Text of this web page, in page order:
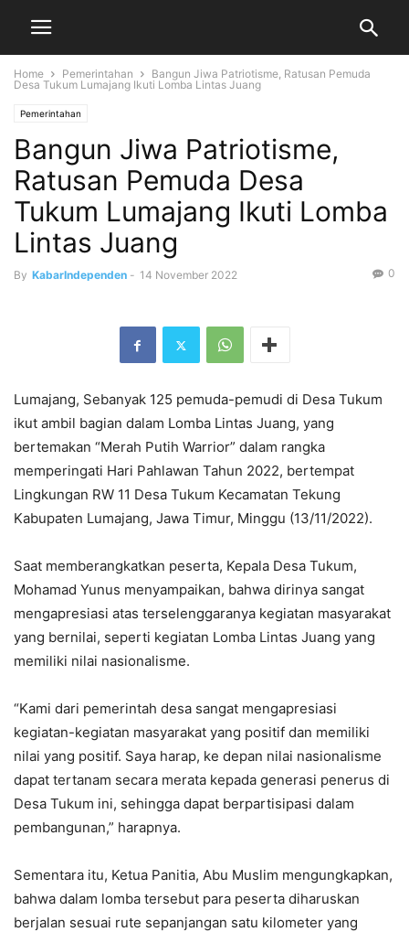
Home Pemerintahan
Bangun Jiwa Patriotisme, Ratusan Pemuda
Desa Tukum Lumajang Ikuti Lomba Lintas Juang
Pemerintahan
Bangun Jiwa Patriotisme,
Ratusan Pemuda Desa
Tukum Lumajang Ikuti Lomba
Lintas Juang
By KabarIndependen - 14 November 2022 0
Lumajang, Sebanyak 125 pemuda-pemudi di Desa Tukum
ikut ambil bagian dalam Lomba Lintas Juang, yang
bertemakan “Merah Putih Warrior” dalam rangka
memperingati Hari Pahlawan Tahun 2022, bertempat
Lingkungan RW 11 Desa Tukum Kecamatan Tekung
Kabupaten Lumajang, Jawa Timur, Minggu (13/11/2022).
Saat memberangkatkan peserta, Kepala Desa Tukum,
Mohamad Yunus menyampaikan, bahwa dirinya sangat
mengapresiasi atas terselenggaranya kegiatan masyarakat
yang bernilai, seperti kegiatan Lomba Lintas Juang yang
memiliki nilai nasionalisme.
“Kami dari pemerintah desa sangat mengapresiasi
kegiatan-kegiatan masyarakat yang positif dan memiliki
nilai yang positif. Saya harap, ke depan nilai nasionalisme
dapat tertanam secara merata kepada generasi penerus di
Desa Tukum ini, sehingga dapat berpartisipasi dalam
pembangunan,” harapnya.
Sementara itu, Ketua Panitia, Abu Muslim mengungkapkan,
bahwa dalam lomba tersebut para peserta diharuskan
berjalan sesuai rute sepanjangan satu kilometer yang